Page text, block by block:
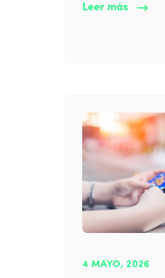
Leer más
4 MAYO, 2026